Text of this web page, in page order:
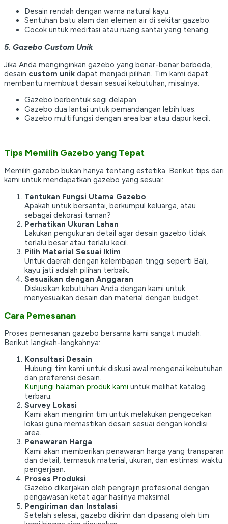
Desain rendah dengan warna natural kayu.
Sentuhan batu alam dan elemen air di sekitar gazebo.
Cocok untuk meditasi atau ruang santai yang tenang.
5. Gazebo Custom Unik
Jika Anda menginginkan gazebo yang benar-benar berbeda,
desain custom unik dapat menjadi pilihan. Tim kami dapat
membantu membuat desain sesuai kebutuhan, misalnya:
Gazebo berbentuk segi delapan.
Gazebo dua lantai untuk pemandangan lebih luas.
Gazebo multifungsi dengan area bar atau dapur kecil.
Tips Memilih Gazebo yang Tepat
Memilih gazebo bukan hanya tentang estetika. Berikut tips dari
kami untuk mendapatkan gazebo yang sesuai:
Tentukan Fungsi Utama Gazebo
Apakah untuk bersantai, berkumpul keluarga, atau
sebagai dekorasi taman?
Perhatikan Ukuran Lahan
Lakukan pengukuran detail agar desain gazebo tidak
terlalu besar atau terlalu kecil.
Pilih Material Sesuai Iklim
Untuk daerah dengan kelembapan tinggi seperti Bali,
kayu jati adalah pilihan terbaik.
Sesuaikan dengan Anggaran
Diskusikan kebutuhan Anda dengan kami untuk
menyesuaikan desain dan material dengan budget.
Cara Pemesanan
Proses pemesanan gazebo bersama kami sangat mudah.
Berikut langkah-langkahnya:
Konsultasi Desain
Hubungi tim kami untuk diskusi awal mengenai kebutuhan
dan preferensi desain.
Kunjungi halaman produk kami untuk melihat katalog
terbaru.
Survey Lokasi
Kami akan mengirim tim untuk melakukan pengecekan
lokasi guna memastikan desain sesuai dengan kondisi
area.
Penawaran Harga
Kami akan memberikan penawaran harga yang transparan
dan detail, termasuk material, ukuran, dan estimasi waktu
pengerjaan.
Proses Produksi
Gazebo dikerjakan oleh pengrajin profesional dengan
pengawasan ketat agar hasilnya maksimal.
Pengiriman dan Instalasi
Setelah selesai, gazebo dikirim dan dipasang oleh tim